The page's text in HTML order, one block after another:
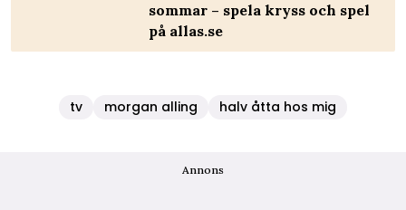
sommar – spela kryss och spel
på allas.se
tv morgan alling halv åtta hos mig
Annons